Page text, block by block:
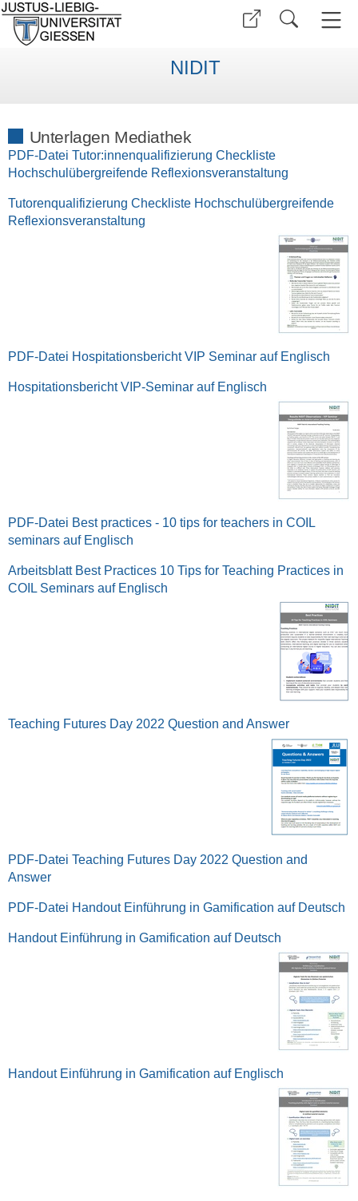
NIDIT
Unterlagen Mediathek
PDF-Datei Tutor:innenqualifizierung Checkliste
Hochschulübergreifende Reflexionsveranstaltung
Tutorenqualifizierung Checkliste Hochschulübergreifende
Reflexionsveranstaltung
PDF-Datei Hospitationsbericht VIP Seminar auf Englisch
Hospitationsbericht VIP-Seminar auf Englisch
PDF-Datei Best practices - 10 tips for teachers in COIL
seminars auf Englisch
Arbeitsblatt Best Practices 10 Tips for Teaching Practices in
COIL Seminars auf Englisch
Teaching Futures Day 2022 Question and Answer
PDF-Datei Teaching Futures Day 2022 Question and
Answer
PDF-Datei Handout Einführung in Gamification auf Deutsch
Handout Einführung in Gamification auf Deutsch
Handout Einführung in Gamification auf Englisch